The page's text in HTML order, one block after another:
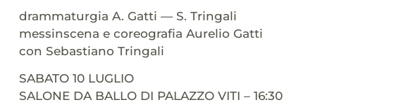
drammaturgia A. Gatti — S. Tringali
messinscena e coreografia Aurelio Gatti
con Sebastiano Tringali
SABATO 10 LUGLIO
SALONE DA BALLO DI PALAZZO VITI – 16:30